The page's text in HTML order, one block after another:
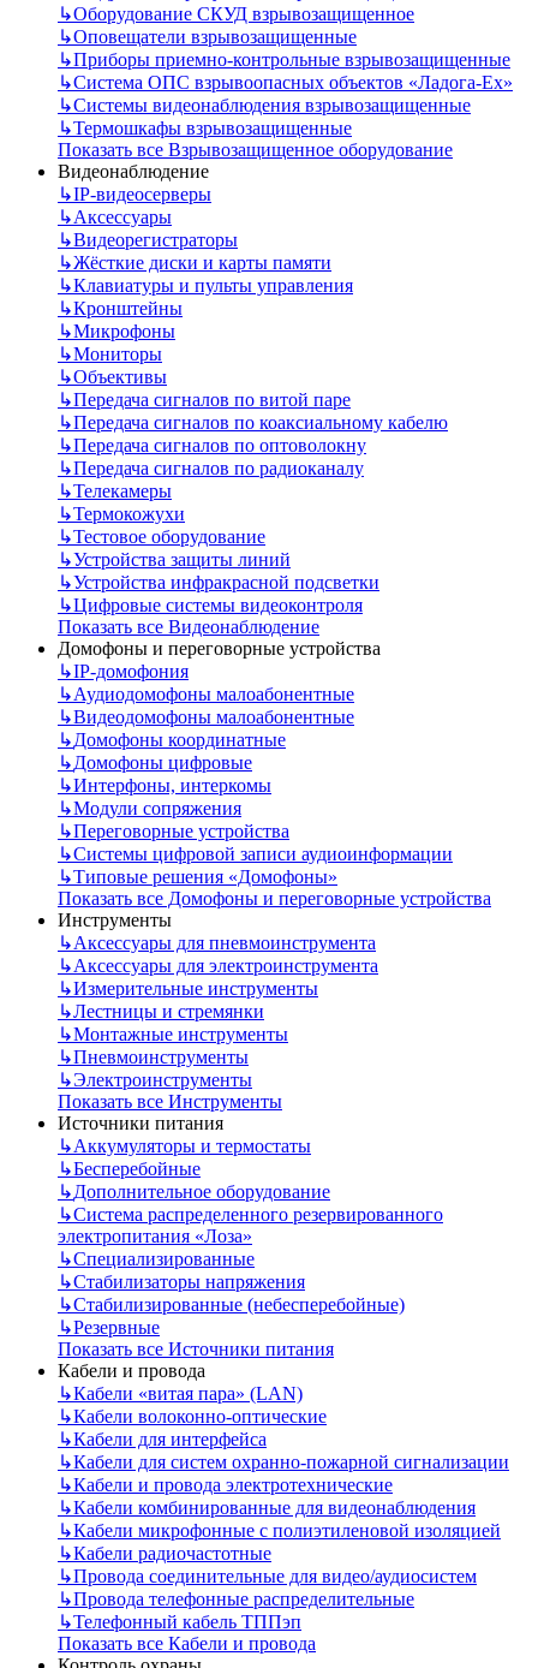
↳Оборудование СКУД взрывозащищенное
↳Оповещатели взрывозащищенные
↳Приборы приемно-контрольные взрывозащищенные
↳Система ОПС взрывоопасных объектов «Ладога-Ex»
↳Системы видеонаблюдения взрывозащищенные
↳Термошкафы взрывозащищенные
Показать все Взрывозащищенное оборудование
Видеонаблюдение
↳IP-видеосерверы
↳Аксессуары
↳Видеорегистраторы
↳Жёсткие диски и карты памяти
↳Клавиатуры и пульты управления
↳Кронштейны
↳Микрофоны
↳Мониторы
↳Объективы
↳Передача сигналов по витой паре
↳Передача сигналов по коаксиальному кабелю
↳Передача сигналов по оптоволокну
↳Передача сигналов по радиоканалу
↳Телекамеры
↳Термокожухи
↳Тестовое оборудование
↳Устройства защиты линий
↳Устройства инфракрасной подсветки
↳Цифровые системы видеоконтроля
Показать все Видеонаблюдение
Домофоны и переговорные устройства
↳IP-домофония
↳Аудиодомофоны малоабонентные
↳Видеодомофоны малоабонентные
↳Домофоны координатные
↳Домофоны цифровые
↳Интерфоны, интеркомы
↳Модули сопряжения
↳Переговорные устройства
↳Системы цифровой записи аудиоинформации
↳Типовые решения «Домофоны»
Показать все Домофоны и переговорные устройства
Инструменты
↳Аксессуары для пневмоинструмента
↳Аксессуары для электроинструмента
↳Измерительные инструменты
↳Лестницы и стремянки
↳Монтажные инструменты
↳Пневмоинструменты
↳Электроинструменты
Показать все Инструменты
Источники питания
↳Аккумуляторы и термостаты
↳Бесперебойные
↳Дополнительное оборудование
↳Система распределенного резервированного
электропитания «Лоза»
↳Специализированные
↳Стабилизаторы напряжения
↳Стабилизированные (небесперебойные)
↳Резервные
Показать все Источники питания
Кабели и провода
↳Кабели «витая пара» (LAN)
↳Кабели волоконно-оптические
↳Кабели для интерфейса
↳Кабели для систем охранно-пожарной сигнализации
↳Кабели и провода электротехнические
↳Кабели комбинированные для видеонаблюдения
↳Кабели микрофонные с полиэтиленовой изоляцией
↳Кабели радиочастотные
↳Провода соединительные для видео/аудиосистем
↳Провода телефонные распределительные
↳Телефонный кабель ТППэп
Показать все Кабели и провода